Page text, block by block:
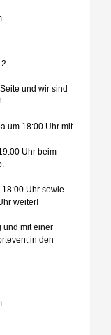
und wir sind
um 18:00 Uhr mit
Uhr beim
Uhr sowie
weiter!
und mit einer
in den